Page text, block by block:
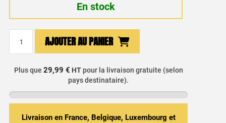
En stock
Concentré
Fraise,
Framboise
AJOUTER AU PANIER
Plus que 29,99 € HTpour la livraison gratuite (selon
pays destinataire).
Livraison en France, Belgique, Luxembourg et